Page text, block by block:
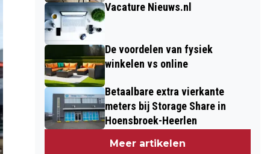
Vacature Nieuws.nl
De voordelen van fysiek
winkelen vs online
Betaalbare extra vierkante
meters bij Storage Share in
Hoensbroek-Heerlen
Meer artikelen